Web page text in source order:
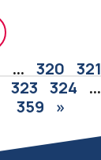
… 320 321
323 324 …
359 »